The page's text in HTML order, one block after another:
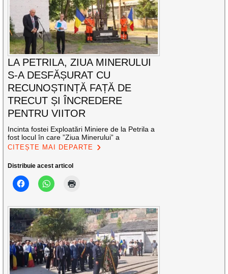
LA PETRILA, ZIUA MINERULUI
S-A DESFĂȘURAT CU
RECUNOȘTINȚĂ FAȚĂ DE
TRECUT ȘI ÎNCREDERE
PENTRU VIITOR
Incinta fostei Exploatări Miniere de la Petrila a
fost locul în care ”Ziua Minerului” a
CITEȘTE MAI DEPARTE
Distribuie acest articol